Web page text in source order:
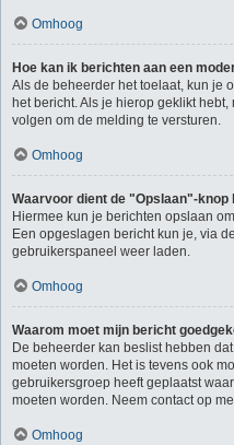
Omhoog
Hoe kan ik berichten aan een
Als de beheerder het toelaat, kun je
het bericht. Als je hierop geklikt
volgen om de melding te versturen.
Omhoog
Waarvoor dient de "Opslaan"-
Hiermee kun je berichten opslaan
Een opgeslagen bericht kun je, via
gebruikerspaneel weer laden.
Omhoog
Waarom moet mijn bericht
De beheerder kan beslist hebben
moeten worden. Het is tevens ook
gebruikersgroep heeft geplaatst
moeten worden. Neem contact op
Omhoog